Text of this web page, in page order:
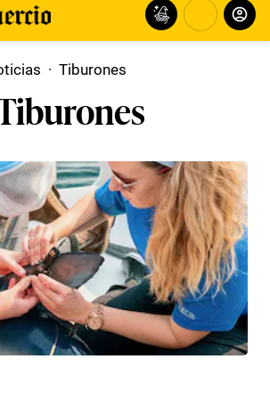
· Tiburones